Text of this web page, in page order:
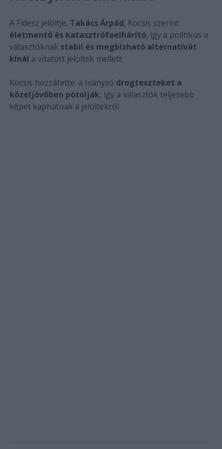
A Fidesz jelöltje, Takács Árpád, Kocsis szerint
életmentő és katasztrófaelhárító, így a politikus a
választóknak stabil és megbízható alternatívát
kínál a vitatott jelöltek mellett.
Kocsis hozzátette: a hiányzó drogteszteket a
közeljövőben pótolják, így a választók teljesebb
képet kaphatnak a jelöltekről.